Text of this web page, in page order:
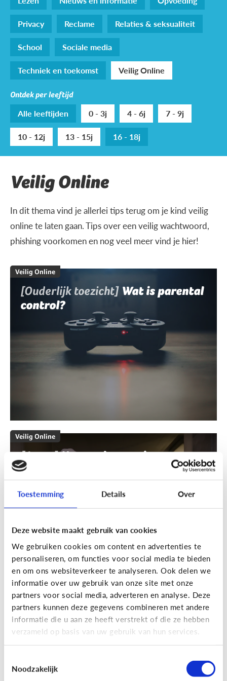
Toestemming Details Over
Deze website maakt gebruik van cookies
We gebruiken cookies om content en advertenties te
personaliseren, om functies voor social media te bieden
en om ons websiteverkeer te analyseren. Ook delen we
informatie over uw gebruik van onze site met onze
partners voor social media, adverteren en analyse. Deze
partners kunnen deze gegevens combineren met andere
informatie die u aan ze heeft verstrekt of die ze hebben
verzameld op basis van uw gebruik van hun services.
Noodzakelijk
Privacy
Reclame
Relaties & seksualiteit
School
Sociale media
Techniek en toekomst
Veilig Online
Ontdek per leeftijd
Alle leeftijden 0 - 3j 4 - 6j
7 - 9j
10 - 12j
13 - 15j 16 - 18j
Veilig Online
In dit thema vind je allerlei tips terug om je kind veilig
online te laten gaan. Tips over een veilig wachtwoord,
phishing voorkomen en nog veel meer vind je hier!
Veilig Online
[Ouderlijk toezicht] Wat is parental
control?
Veilig Online
[Actua]Hoe snel geven jongeren
hun bankkaart in ruil voor geld?
En wat zijn 'geldezels'?
[Hoe werkt het?]Locatiegegevens
delen via de smartphone